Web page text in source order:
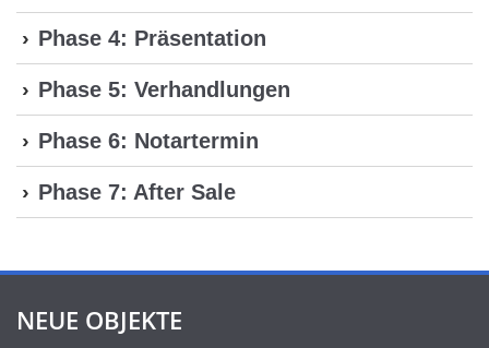
Phase 4: Präsentation
Phase 5: Verhandlungen
Phase 6: Notartermin
Phase 7: After Sale
NEUE OBJEKTE